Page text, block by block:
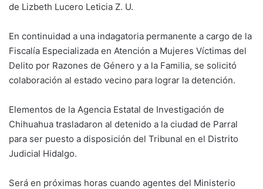
de Lizbeth Lucero Leticia Z. U.
En continuidad a una indagatoria permanente a cargo de la
Fiscalía Especializada en Atención a Mujeres Víctimas del
Delito por Razones de Género y a la Familia, se solicitó
colaboración al estado vecino para lograr la detención.
Elementos de la Agencia Estatal de Investigación de
Chihuahua trasladaron al detenido a la ciudad de Parral
para ser puesto a disposición del Tribunal en el Distrito
Judicial Hidalgo.
Será en próximas horas cuando agentes del Ministerio